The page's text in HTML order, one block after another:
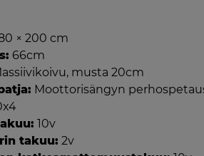
× 200 cm
66cm
musta 20cm
Moottorisängyn
10v
takuu: 2v